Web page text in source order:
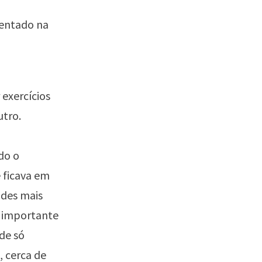
na
o
em
mais
importante
só
cerca de